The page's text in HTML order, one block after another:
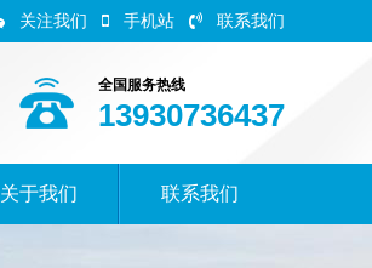
关注我们 手机站 联系我们
全国服务热线
13930736437
关于我们 联系我们